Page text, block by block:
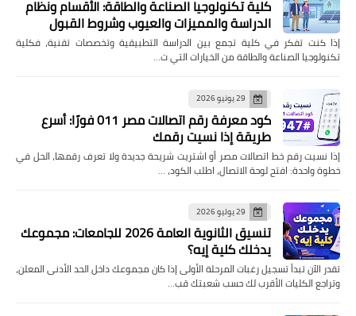
كلية تكنولوجيا الصناعة والطاقة: الأقسام ونظام
الدراسة والمميزات والعيوب وشروط القبول
إذا كنت تفكر في كلية تجمع بين الدراسة التطبيقية وتخصصات تقنية، فكلية
تكنولوجيا الصناعة والطاقة من الخيارات التي ت…
29 يونيو 2026
كود معرفة رقم اتصالات مصر 011 فورًا: أسرع
طريقة إذا نسيت رقمك
إذا نسيت رقم خط اتصالات مصر أو اشتريت شريحة جديدة ولا تعرف رقمها، الحل في
خطوة واحدة: افتح لوحة الاتصال، اطلب الكود، …
29 يوليو 2026
تنسيق الثانوية العامة 2026 للجامعات: مجموعك
يدخلك كلية إيه؟
تقدر الآن تبدأ تسجيل رغبات المرحلة الأولى إذا كان مجموعك داخل الحد الأدنى المعلن،
وتراجع الكليات الأقرب لك حسب شعبتك قب…